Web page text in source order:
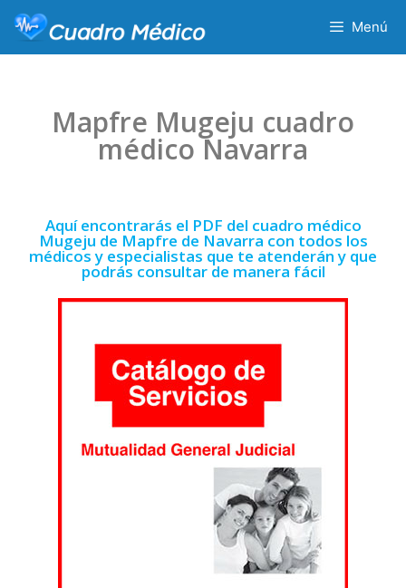
Menú
Mapfre Mugeju cuadro
médico Navarra
Aquí encontrarás el PDF del cuadro médico
Mugeju de Mapfre de Navarra con todos los
médicos y especialistas que te atenderán y que
podrás consultar de manera fácil